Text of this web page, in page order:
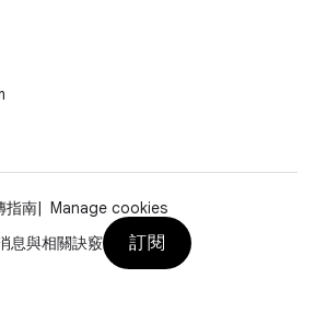
指南
Manage cookies
息與相關訣竅
訂閱